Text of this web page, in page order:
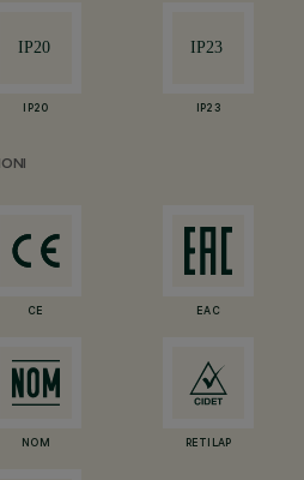
IP20 IP23
CE EAC
NOM RETILAP